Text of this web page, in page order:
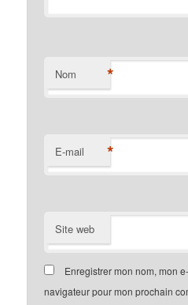
Nom *
E-mail *
Site web
Enregistrer mon nom, mon
navigateur pour mon prochain